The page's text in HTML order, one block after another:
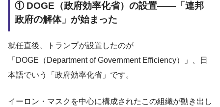
① DOGE（政府効率化省）の設置——「連邦
政府の解体」が始まった
就任直後、トランプが設置したのが
「DOGE（Department of Government Efficiency）」、日
本語でいう「政府効率化省」です。
イーロン・マスクを中心に構成されたこの組織が動き出し